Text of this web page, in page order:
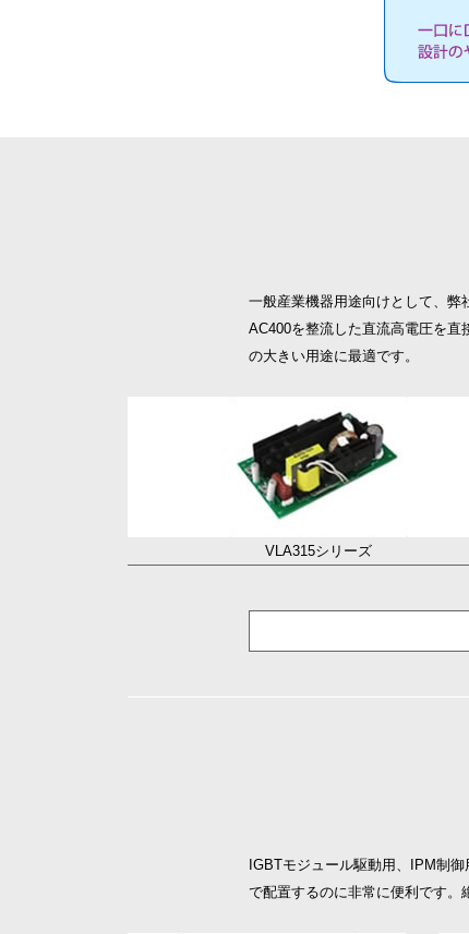
一般産業機器用途向けとして、弊
AC400を整流した直流高電圧を
の大きい用途に最適です。
VLA315シリーズ
IGBTモジュール駆動用、IPM制
で配置するのに非常に便利です。